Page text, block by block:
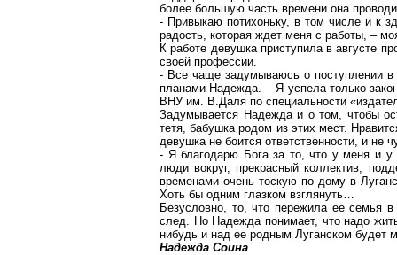
более большую часть времени она
- Привыкаю потихоньку, в том числе и к
радость, которая ждет меня с работы, –
К работе девушка приступила в августе
своей профессии.
- Все чаще задумываюсь о поступлении
планами Надежда. – Я успела только
ВНУ им. В.Даля по специальности
Задумывается Надежда и о том, чтобы
тетя, бабушка родом из этих мест.
девушка не боится ответственности, и не
- Я благодарю Бога за то, что у меня и
люди вокруг, прекрасный коллектив,
временами очень тоскую по дому в
Хоть бы одним глазком взглянуть…
Безусловно, то, что пережила ее семья
след. Но Надежда понимает, что надо
нибудь и над ее родным Луганском будет
Надежда Соина